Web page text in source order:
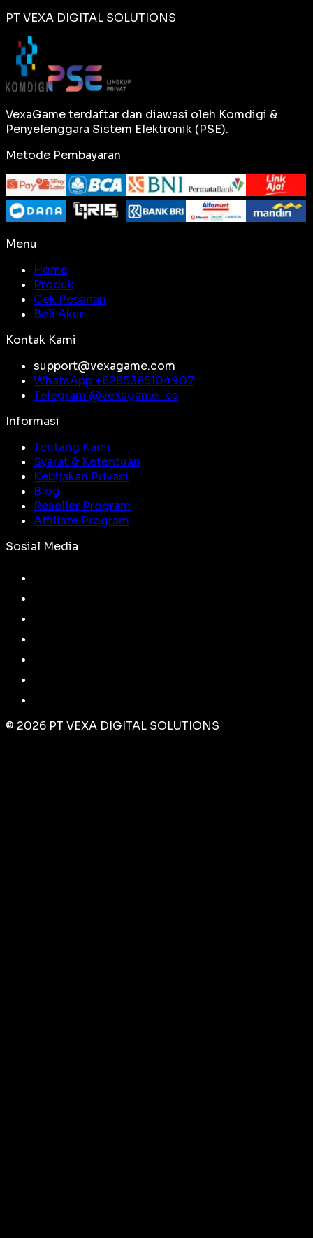
PT VEXA DIGITAL SOLUTIONS
VexaGame terdaftar dan diawasi oleh Komdigi &
Penyelenggara Sistem Elektronik (PSE).
Metode Pembayaran
Menu
Home
Produk
Cek Pesanan
Beli Akun
Kontak Kami
support@vexagame.com
WhatsApp +6285385104907
Telegram @vexagame_cs
Informasi
Tentang Kami
Syarat & Ketentuan
Kebijakan Privasi
Blog
Reseller Program
Affiliate Program
Sosial Media
© 2026 PT VEXA DIGITAL SOLUTIONS